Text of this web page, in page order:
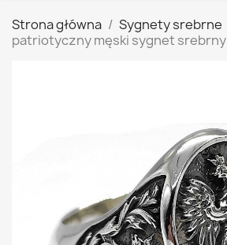
Strona główna Sygnety srebrne
patriotyczny męski sygnet srebrny